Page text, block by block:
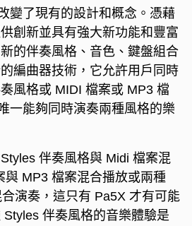
變了現有的設計和概念。憑藉
創新並具有強大新功能和豐富
的伴奏風格、音色、鍵盤組合
編曲器技術，它允許用戶同時
風格或 MIDI 檔案或 MP3 檔
一能夠同時演奏兩種風格的樂
伴奏風格與 Midi 檔案混
與 MP3 檔案混合播放或兩種
演奏，這只有 Pa5X 才有可能
伴奏風格的音樂體驗是